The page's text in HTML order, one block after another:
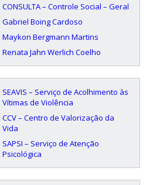
CONSULTA – Controle Social – Geral
Gabriel Boing Cardoso
Maykon Bergmann Martins
Renata Jahn Werlich Coelho
SEAVIS – Serviço de Acolhimento às
Vítimas de Violência
CCV – Centro de Valorização da
Vida
SAPSI – Serviço de Atenção
Psicológica